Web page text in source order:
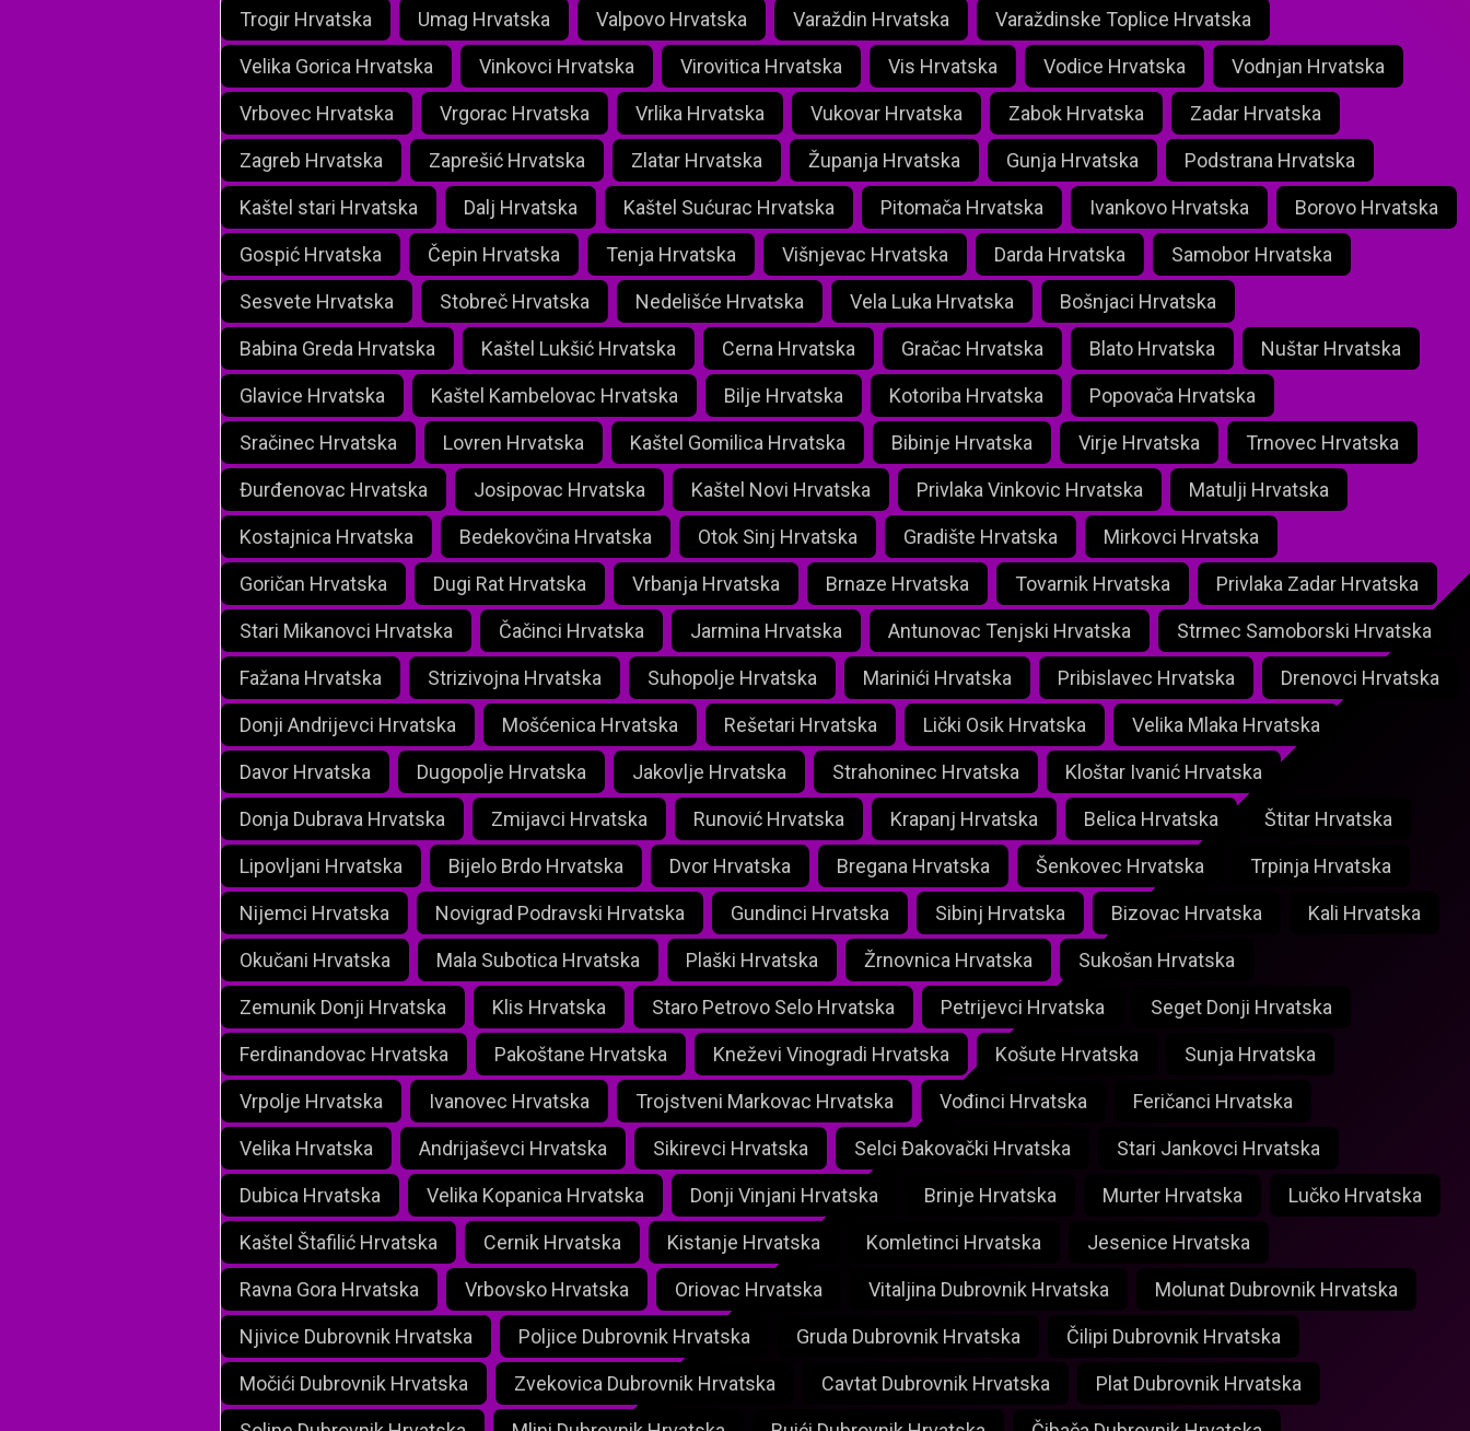
Trogir Hrvatska Umag Hrvatska Valpovo Hrvatska Varaždin Hrvatska Varaždinske Toplice Hrvatska
Velika Gorica Hrvatska Vinkovci Hrvatska Virovitica Hrvatska Vis Hrvatska Vodice Hrvatska Vodnjan Hrvatska
Vrbovec Hrvatska Vrgorac Hrvatska Vrlika Hrvatska Vukovar Hrvatska Zabok Hrvatska Zadar Hrvatska
Zagreb Hrvatska Zaprešić Hrvatska Zlatar Hrvatska Županja Hrvatska Gunja Hrvatska Podstrana Hrvatska
Kaštel stari Hrvatska Dalj Hrvatska Kaštel Sućurac Hrvatska Pitomača Hrvatska Ivankovo Hrvatska Borovo Hrvatska
Gospić Hrvatska Čepin Hrvatska Tenja Hrvatska Višnjevac Hrvatska Darda Hrvatska Samobor Hrvatska
Sesvete Hrvatska Stobreč Hrvatska Nedelišće Hrvatska Vela Luka Hrvatska Bošnjaci Hrvatska
Babina Greda Hrvatska Kaštel Lukšić Hrvatska Cerna Hrvatska Gračac Hrvatska Blato Hrvatska Nuštar Hrvatska
Glavice Hrvatska Kaštel Kambelovac Hrvatska Bilje Hrvatska Kotoriba Hrvatska Popovača Hrvatska
Sračinec Hrvatska Lovren Hrvatska Kaštel Gomilica Hrvatska Bibinje Hrvatska Virje Hrvatska Trnovec Hrvatska
Đurđenovac Hrvatska Josipovac Hrvatska Kaštel Novi Hrvatska Privlaka Vinkovic Hrvatska Matulji Hrvatska
Kostajnica Hrvatska Bedekovčina Hrvatska Otok Sinj Hrvatska Gradište Hrvatska Mirkovci Hrvatska
Goričan Hrvatska Dugi Rat Hrvatska Vrbanja Hrvatska Brnaze Hrvatska Tovarnik Hrvatska Privlaka Zadar Hrvatska
Stari Mikanovci Hrvatska Čačinci Hrvatska Jarmina Hrvatska Antunovac Tenjski Hrvatska Strmec Samoborski Hrvatska
Fažana Hrvatska Strizivojna Hrvatska Suhopolje Hrvatska Marinići Hrvatska Pribislavec Hrvatska Drenovci Hrvatska
Donji Andrijevci Hrvatska Mošćenica Hrvatska Rešetari Hrvatska Lički Osik Hrvatska Velika Mlaka Hrvatska
Davor Hrvatska Dugopolje Hrvatska Jakovlje Hrvatska Strahoninec Hrvatska Kloštar Ivanić Hrvatska
Donja Dubrava Hrvatska Zmijavci Hrvatska Runović Hrvatska Krapanj Hrvatska Belica Hrvatska Štitar Hrvatska
Lipovljani Hrvatska Bijelo Brdo Hrvatska Dvor Hrvatska Bregana Hrvatska Šenkovec Hrvatska Trpinja Hrvatska
Nijemci Hrvatska Novigrad Podravski Hrvatska Gundinci Hrvatska Sibinj Hrvatska Bizovac Hrvatska Kali Hrvatska
Okučani Hrvatska Mala Subotica Hrvatska Plaški Hrvatska Žrnovnica Hrvatska Sukošan Hrvatska
Zemunik Donji Hrvatska Klis Hrvatska Staro Petrovo Selo Hrvatska Petrijevci Hrvatska Seget Donji Hrvatska
Ferdinandovac Hrvatska Pakoštane Hrvatska Kneževi Vinogradi Hrvatska Košute Hrvatska Sunja Hrvatska
Vrpolje Hrvatska Ivanovec Hrvatska Trojstveni Markovac Hrvatska Vođinci Hrvatska Feričanci Hrvatska
Velika Hrvatska Andrijaševci Hrvatska Sikirevci Hrvatska Selci Đakovački Hrvatska Stari Jankovci Hrvatska
Dubica Hrvatska Velika Kopanica Hrvatska Donji Vinjani Hrvatska Brinje Hrvatska Murter Hrvatska Lučko Hrvatska
Kaštel Štafilić Hrvatska Cernik Hrvatska Kistanje Hrvatska Komletinci Hrvatska Jesenice Hrvatska
Ravna Gora Hrvatska Vrbovsko Hrvatska Oriovac Hrvatska Vitaljina Dubrovnik Hrvatska Molunat Dubrovnik Hrvatska
Njivice Dubrovnik Hrvatska Poljice Dubrovnik Hrvatska Gruda Dubrovnik Hrvatska Čilipi Dubrovnik Hrvatska
Močići Dubrovnik Hrvatska Zvekovica Dubrovnik Hrvatska Cavtat Dubrovnik Hrvatska Plat Dubrovnik Hrvatska